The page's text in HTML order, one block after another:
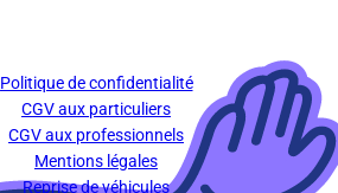
Politique de confidentialité
CGV aux particuliers
CGV aux professionnels
Mentions légales
Reprise de véhicules